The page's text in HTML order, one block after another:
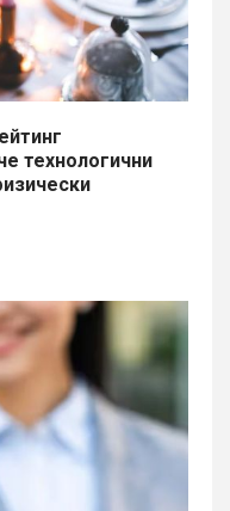
технологични